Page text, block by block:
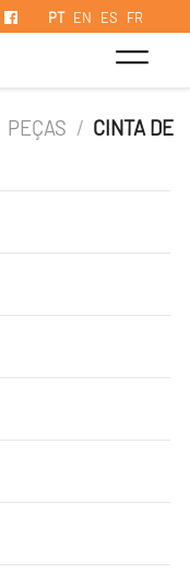
PT EN ES FR
PEÇAS / CINTA DE